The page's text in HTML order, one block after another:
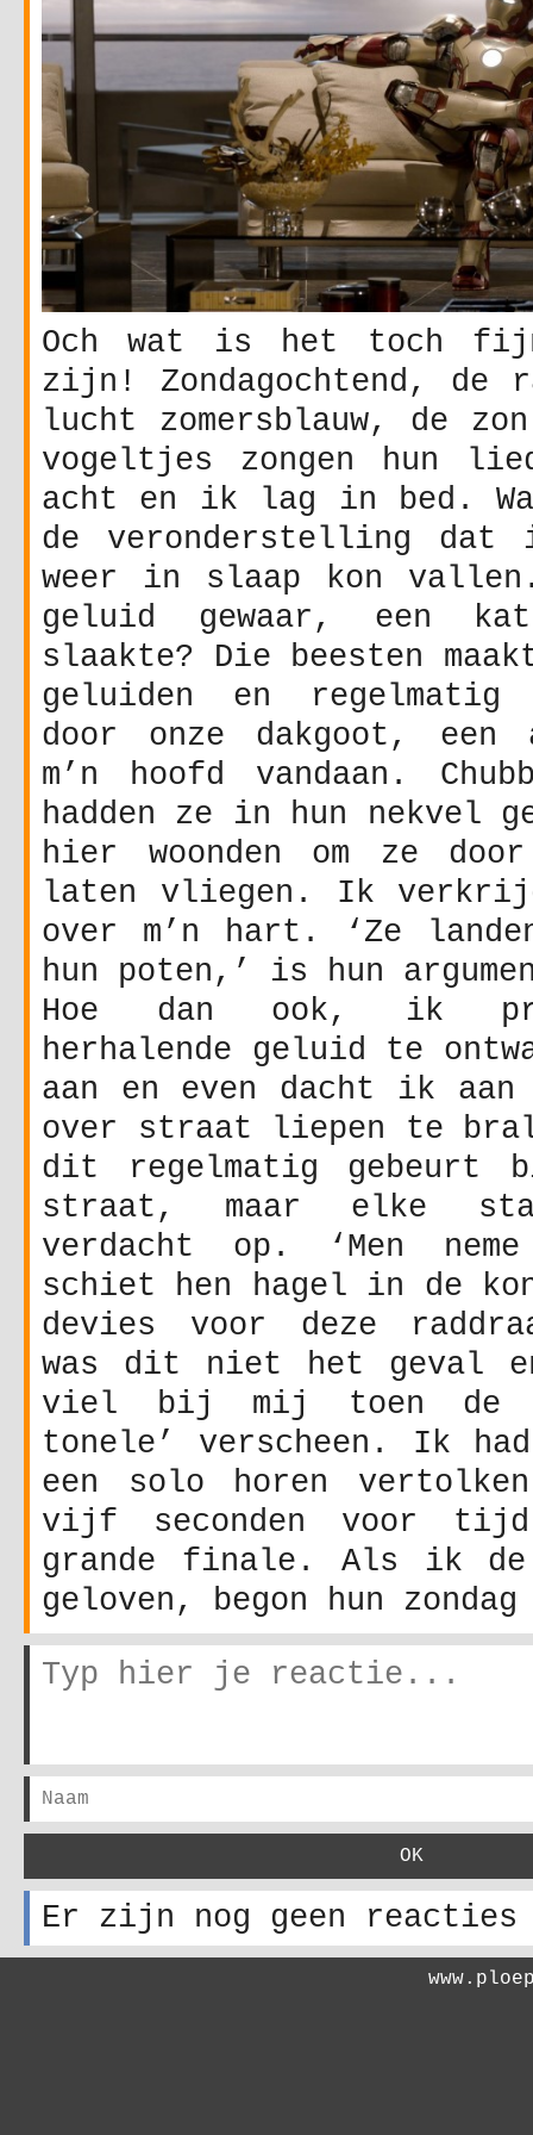
Och wat is het toch
zijn! Zondagochtend, de
lucht zomersblauw, de
vogeltjes zongen hun
acht en ik lag in bed.
de veronderstelling dat
weer in slaap kon
geluid gewaar, een
slaakte? Die beesten
geluiden en
door onze dakgoot, een
m’n hoofd vandaan.
hadden ze in hun nekvel
hier woonden om ze
laten vliegen. Ik
over m’n hart. ‘Ze
hun poten,’ is hun
Hoe dan ook, ik
herhalende geluid te
aan en even dacht ik aan
over straat liepen te
dit regelmatig gebeurt
straat, maar elke
verdacht op. ‘Men
schiet hen hagel in de
devies voor deze
was dit niet het geval
viel bij mij toen de
tonele’ verscheen. Ik
een solo horen
vijf seconden voor
grande finale. Als ik de
geloven, begon hun
Er zijn nog geen reacties